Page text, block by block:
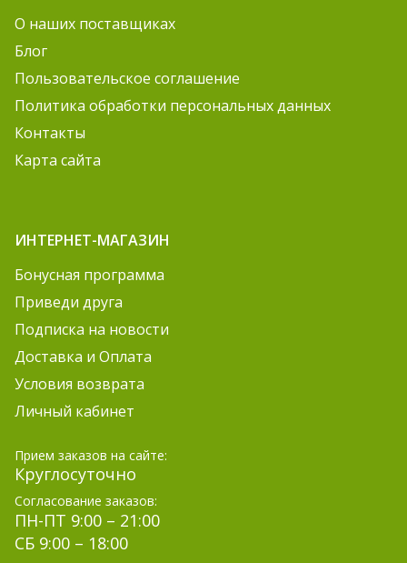
О наших поставщиках
Блог
Пользовательское соглашение
Политика обработки персональных данных
Контакты
Карта сайта
ИНТЕРНЕТ-МАГАЗИН
Бонусная программа
Приведи друга
Подписка на новости
Доставка и Оплата
Условия возврата
Личный кабинет
Прием заказов на сайте:
Круглосуточно
Согласование заказов:
ПН-ПТ 9:00 – 21:00
СБ 9:00 – 18:00